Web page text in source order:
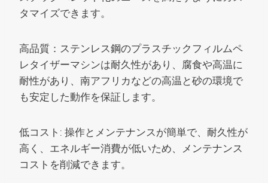
タマイズできます。
高品質：ステンレス鋼のプラスチックフィルムペ
レタイザーマシンは耐久性があり、腐食や高温に
耐性があり、南アフリカなどの高温と砂の環境で
も安定した動作を保証します。
低コスト: 操作とメンテナンスが簡単で、耐久性が
高く、エネルギー消費が低いため、メンテナンス
コストを削減できます。